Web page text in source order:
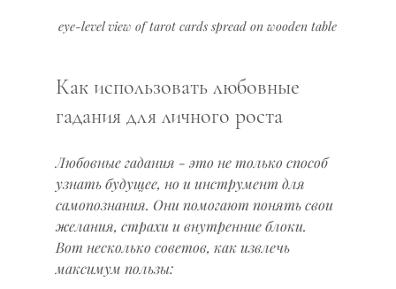
eye-level view of tarot cards spread on wooden table
Как использовать любовные
гадания для личного роста
Любовные гадания - это не только способ
узнать будущее, но и инструмент для
самопознания. Они помогают понять свои
желания, страхи и внутренние блоки.
Вот несколько советов, как извлечь
максимум пользы: